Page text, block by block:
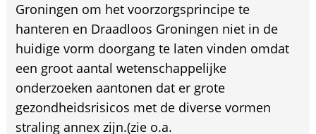
Groningen om het voorzorgsprincipe te
hanteren en Draadloos Groningen niet in de
huidige vorm doorgang te laten vinden omdat
een groot aantal wetenschappelijke
onderzoeken aantonen dat er grote
gezondheidsrisicos met de diverse vormen
straling annex zijn.(zie o.a.